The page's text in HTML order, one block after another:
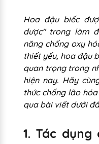
Hoa đậu biếc
dược" trong làm
năng chống oxy
thiết yếu, hoa đậu
quan trọng trong
hiện nay. Hãy
thức chống lão
qua bài viết dưới
1. Tác